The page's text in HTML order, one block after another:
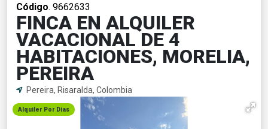
Código. 9662633
FINCA EN ALQUILER
VACACIONAL DE 4
HABITACIONES, MORELIA,
PEREIRA
Pereira, Risaralda, Colombia
Alquiler Por Dias